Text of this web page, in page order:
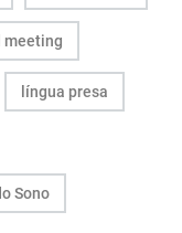
meeting
língua presa
Sono